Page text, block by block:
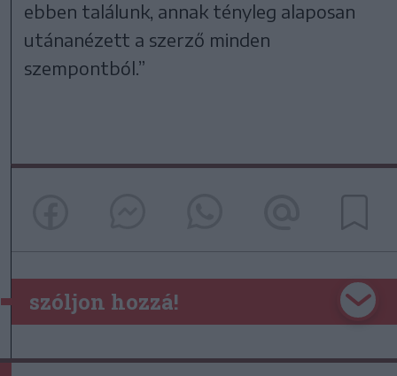
ebben találunk, annak tényleg alaposan
utánanézett a szerző minden
szempontból.”
szóljon hozzá!